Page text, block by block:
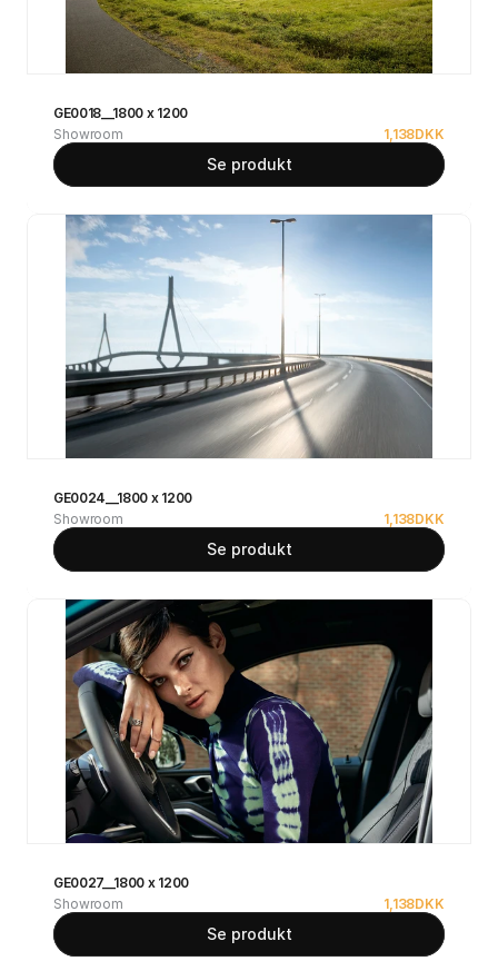
GE0018__1800 x 1200
Showroom
1,138DKK
Se produkt
GE0024__1800 x 1200
Showroom
1,138DKK
Se produkt
GE0027__1800 x 1200
Showroom
1,138DKK
Se produkt